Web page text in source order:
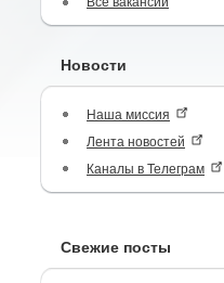
Новости
Наша миссия
Лента новостей
Каналы в Телеграм
Свежие посты